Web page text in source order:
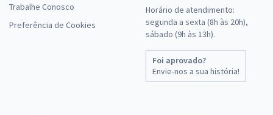
Trabalhe Conosco
Preferência de Cookies
Horário de atendimento:
segunda a sexta (8h às 20h),
sábado (9h às 13h).
Foi aprovado?
Envie-nos a sua história!